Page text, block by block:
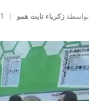
بواسطة زكرياء نايت همو 21